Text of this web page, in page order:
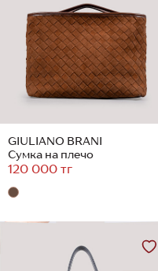
GIULIANO BRANI
Сумка на плечо
120 000 тг